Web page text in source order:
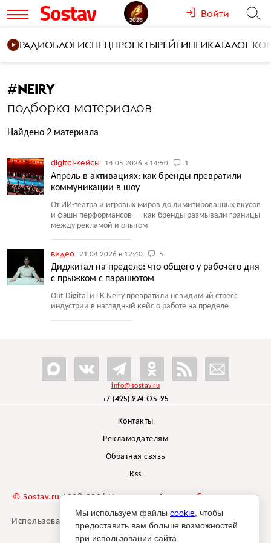
Войти
РАДИОБЛОГИСПЕЦПРОЕКТЫРЕЙТИНГИКАТАЛОГ
#NEIRY
подборка материалов
Найдено 2 материала
digital-кейсы 14.05.2026 в 14:50 1
Апрель в активациях: как бренды превратили
коммуникации в шоу
От ИИ-театра и игровых миров до лимитированных вкусов
и фэшн-перформансов — как бренды размывали границы
между рекламой и опытом
видео 21.04.2026 в 12:40 5
Диджитал на пределе: что общего у рабочего дня
с прыжком с парашютом
Out Digital и ГК Neiry превратили невидимый стресс
индустрии в наглядный кейс о работе на пределе
info@sostav.ru
+7 (495) 274-05-25
Контакты
Рекламодателям
Обратная связь
Rss
© Sostav.ru 1998-2026 Независимый проектбрендингового
агентства Depot
Использование материалов Sostav.ru допустимо только при
указании источника.
Мы используем файлы cookie , чтобы
предоставить вам больше возможностей
при использовании сайта.